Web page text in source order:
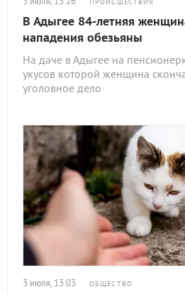
В Адыгее 84-летняя
нападения обезьяны
На даче в Адыгее на
укусов которой женщина
уголовное дело
3 июля, 13:03 ОБЩЕСТВО